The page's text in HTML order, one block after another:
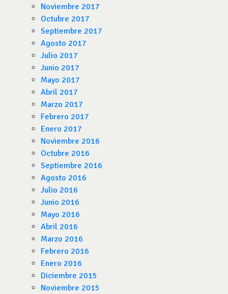
Noviembre 2017
Octubre 2017
Septiembre 2017
Agosto 2017
Julio 2017
Junio 2017
Mayo 2017
Abril 2017
Marzo 2017
Febrero 2017
Enero 2017
Noviembre 2016
Octubre 2016
Septiembre 2016
Agosto 2016
Julio 2016
Junio 2016
Mayo 2016
Abril 2016
Marzo 2016
Febrero 2016
Enero 2016
Diciembre 2015
Noviembre 2015